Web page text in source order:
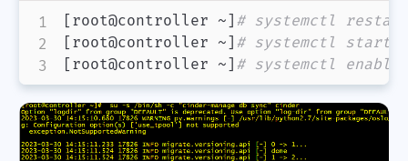
[ root@controller ~ ] # systemctl
[ root@controller ~ ] # systemctl start
[ root@controller ~ ] # systemctl